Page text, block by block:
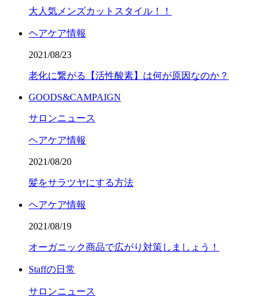
大人気メンズカットスタイル！！
ヘアケア情報
2021/08/23
老化に繋がる【活性酸素】は何が原因なのか？
GOODS&CAMPAIGN
サロンニュース
ヘアケア情報
2021/08/20
髪をサラツヤにする方法
ヘアケア情報
2021/08/19
オーガニック商品で広がり対策しましょう！
Staffの日常
サロンニュース